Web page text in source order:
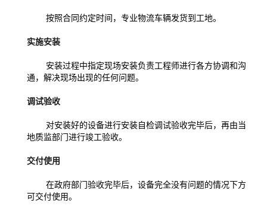
按照合同约定时间，专业物流车辆发货到工地。
实施安装
安装过程中指定现场安装负责工程师进行各方协调和沟
通，解决现场出现的任何问题。
调试验收
对安装好的设备进行安装自检调试验收完毕后，再由当
地质监部门进行竣工验收。
交付使用
在政府部门验收完毕后，设备完全没有问题的情况下方
可交付使用。